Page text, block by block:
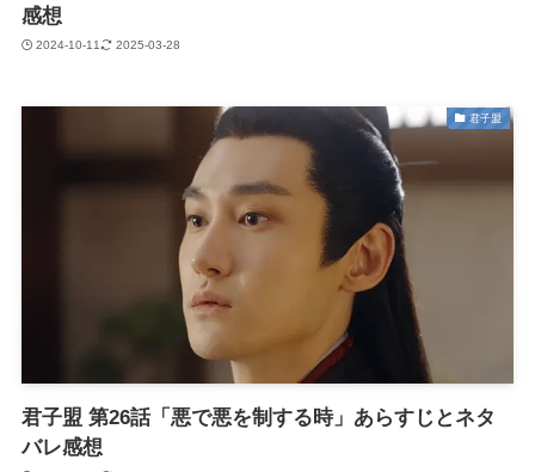
感想
2024-10-11 2025-03-28
君子盟
君子盟 第26話「悪で悪を制する時」あらすじとネタ
バレ感想